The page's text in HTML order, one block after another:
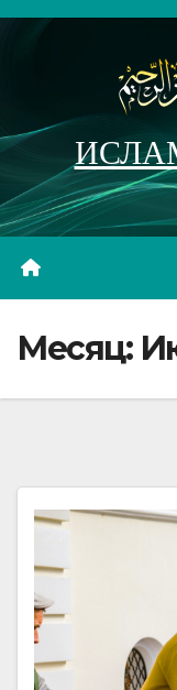
Перейти
Месяц: